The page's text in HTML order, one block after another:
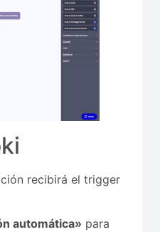
recibirá el trigger
automática» para